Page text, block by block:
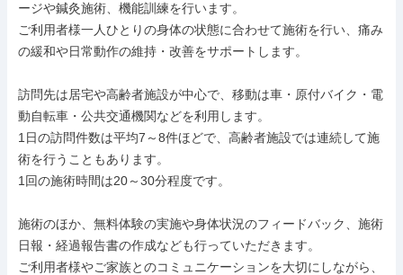
ージや鍼灸施術、機能訓練を行います。
ご利用者様一人ひとりの身体の状態に合わせて施術を行い、痛み
の緩和や日常動作の維持・改善をサポートします。
訪問先は居宅や高齢者施設が中心で、移動は車・原付バイク・電
動自転車・公共交通機関などを利用します。
1日の訪問件数は平均7～8件ほどで、高齢者施設では連続して施
術を行うこともあります。
1回の施術時間は20～30分程度です。
施術のほか、無料体験の実施や身体状況のフィードバック、施術
日報・経過報告書の作成なども行っていただきます。
ご利用者様やご家族とのコミュニケーションを大切にしながら、